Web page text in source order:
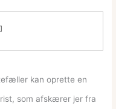
kan oprette en
som afskærer jer fra